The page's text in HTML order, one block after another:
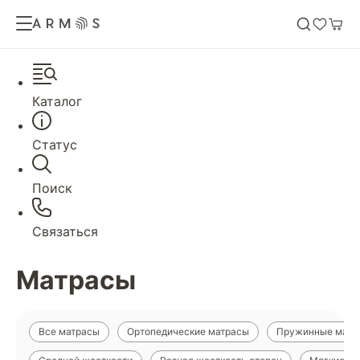
Каталог
Статус
Поиск
Связаться
Матрасы
Все матрасы Ортопедические матрасы Пружинные